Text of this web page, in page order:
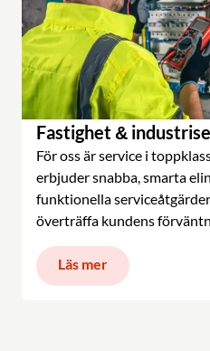
Fastighet &
För oss är service i
erbjuder snabba, smarta
funktionella
överträffa kundens
Läs mer